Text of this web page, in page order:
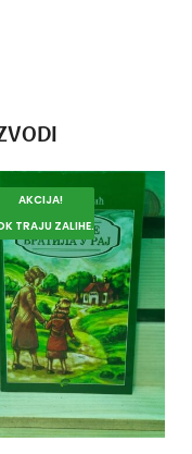
AKCIJA!
TRAJU ZALIHE.